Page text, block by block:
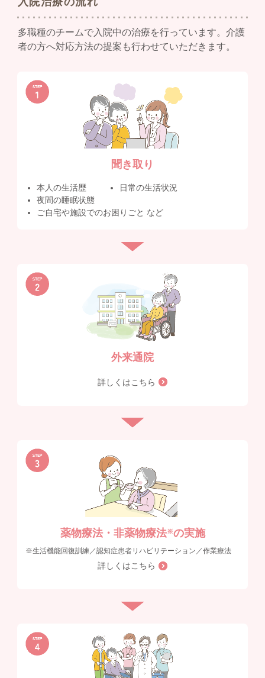
多職種のチームで入院中の治療を行っています。 介護
者の方へ対応方法の提案も行わせていただきます。
聞き取り
本人の生活歴
日常の生活状況
夜間の睡眠状態
ご自宅や施設でのお困りごと など
外来通院
詳しくはこちら
薬物療法・非薬物療法※の実施
※生活機能回復訓練／認知症患者リハビリテーション／作業療法
詳しくはこちら